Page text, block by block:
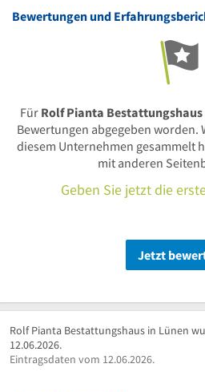
Bewertungen und
Für Rolf Pianta Bestattungshaus
Bewertungen abgegeben worden.
diesem Unternehmen gesammelt
mit anderen
Geben Sie jetzt die
Jetzt
Rolf Pianta Bestattungshaus in Lünen
12.06.2026.
Eintragsdaten vom 12.06.2026.